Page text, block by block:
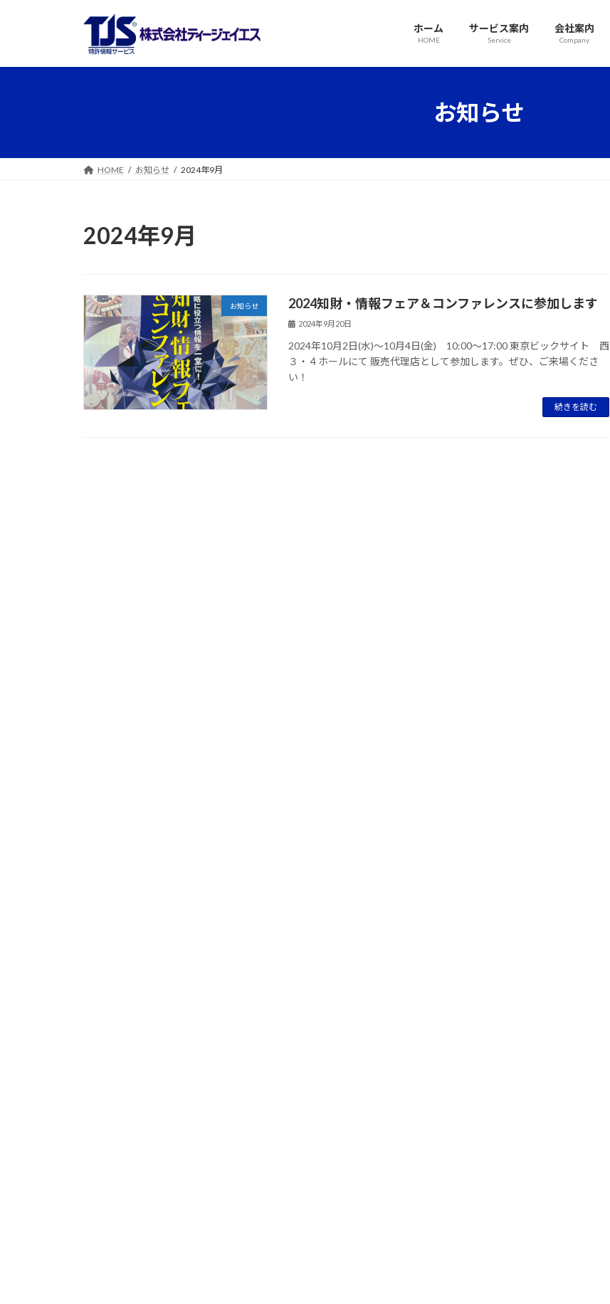
プ
動
ホーム
HOME
サービス案内
Service
会社案内
Company
お知らせ
HOME お知らせ 2024年9月
2024年9月
お知らせ 2024知財・情報フェア＆コンファレンスに参加します
2024年9月20日
2024年10月2日(水)～10月4日(金) 10:00～17:00 東京ビックサイト 西
３・４ホールにて 販売代理店として参加します。ぜひ、ご来場くださ
い！
続きを読む